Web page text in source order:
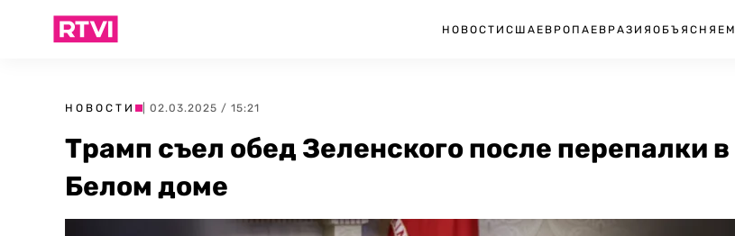
НОВОСТИ США ЕВРОПА ЕВРАЗИЯ ОБЪЯСНЯЕМ
НОВОСТИ | 02.03.2025 / 15:21
Трамп съел обед Зеленского после перепалки в
Белом доме